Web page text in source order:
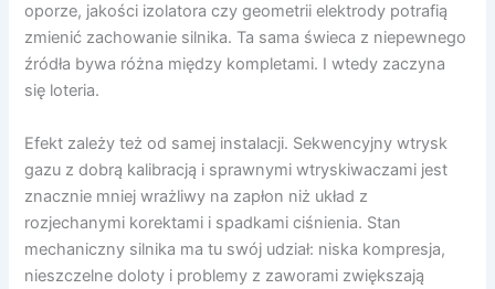
oporze, jakości izolatora czy geometrii elektrody potrafią
zmienić zachowanie silnika. Ta sama świeca z niepewnego
źródła bywa różna między kompletami. I wtedy zaczyna
się loteria.
Efekt zależy też od samej instalacji. Sekwencyjny wtrysk
gazu z dobrą kalibracją i sprawnymi wtryskiwaczami jest
znacznie mniej wrażliwy na zapłon niż układ z
rozjechanymi korektami i spadkami ciśnienia. Stan
mechaniczny silnika ma tu swój udział: niska kompresja,
nieszczelne doloty i problemy z zaworami zwiększają